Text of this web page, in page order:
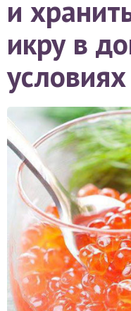
и
икру в
условиях